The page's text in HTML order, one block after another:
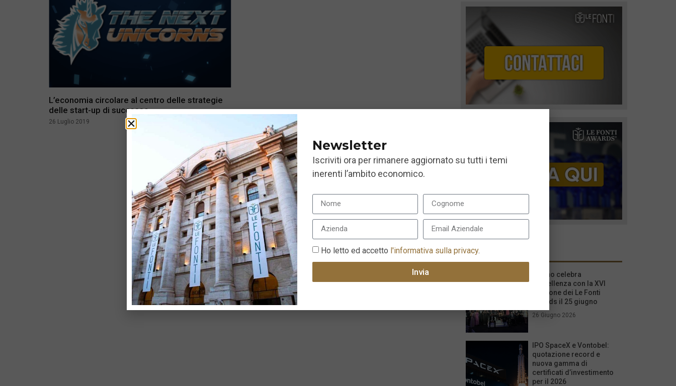
L’economia circolare al centro delle strategie
delle start-up di successo
26 Luglio 2019
I più recenti
Milano celebra
l’eccellenza con la XVI
edizione dei Le Fonti
Awards il 25 giugno
26 Giugno 2026
IPO SpaceX e Vontobel:
quotazione record e
nuova gamma di
certificati d’investimento
per il 2026
Newsletter
Iscriviti ora per rimanere aggiornato su tutti i temi
inerenti l’ambito economico.
Ho letto ed accetto l'informativa sulla privacy.
Invia